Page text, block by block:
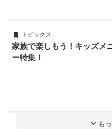
トピックス
家族で楽しもう！キッズメ
ー特集！
も